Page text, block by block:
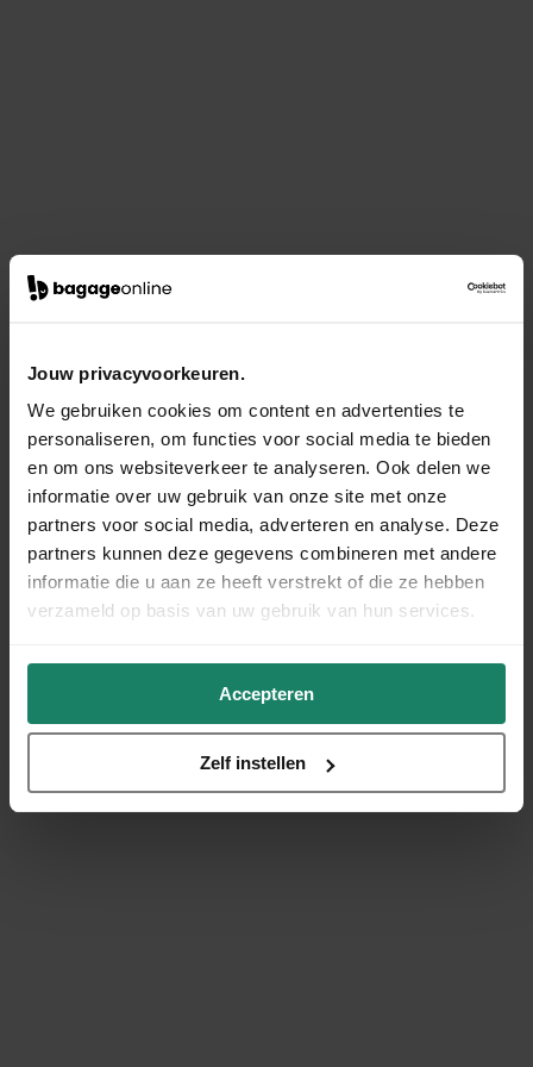
Jouw privacyvoorkeuren.
We gebruiken cookies om content en advertenties te
personaliseren, om functies voor social media te bieden
en om ons websiteverkeer te analyseren. Ook delen we
informatie over uw gebruik van onze site met onze
partners voor social media, adverteren en analyse. Deze
partners kunnen deze gegevens combineren met andere
informatie die u aan ze heeft verstrekt of die ze hebben
verzameld op basis van uw gebruik van hun services.
Accepteren
Zelf instellen